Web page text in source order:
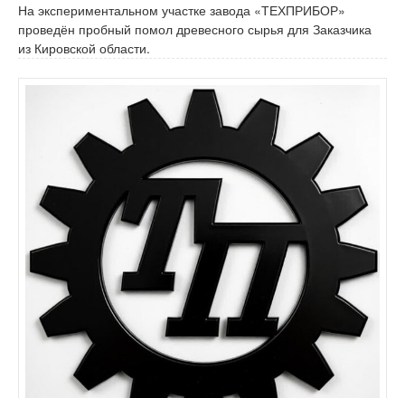
На экспериментальном участке завода «ТЕХПРИБОР»
проведён пробный помол древесного сырья для Заказчика
из Кировской области.